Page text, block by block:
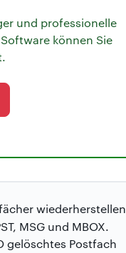
und professionelle
können Sie
wiederherstellen
MSG und MBOX.
gelöschtes Postfach